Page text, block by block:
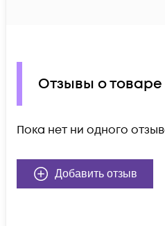
Отзывы о товаре
Пока нет ни одного
Добавить отзыв